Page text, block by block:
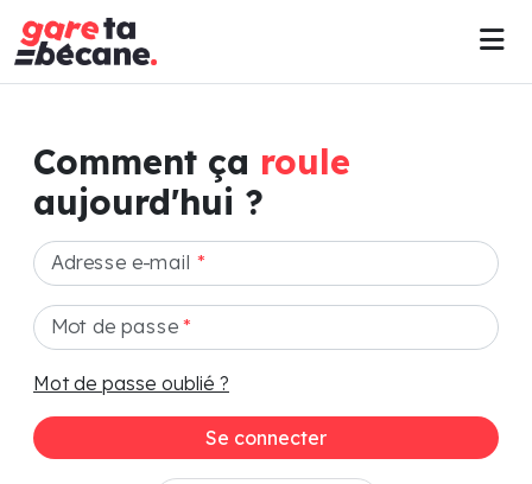
Comment ça roule
aujourd'hui ?
Adresse e-mail *
Mot de passe*
Mot de passe oublié ?
Se connecter